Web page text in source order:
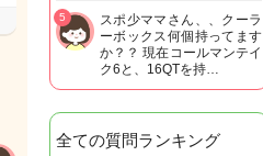
スポ少ママさん、、クーラ
ーボックス何個持ってます
か？？ 現在コールマンテイ
ク6と、16QTを持…
5
全ての質問ランキング